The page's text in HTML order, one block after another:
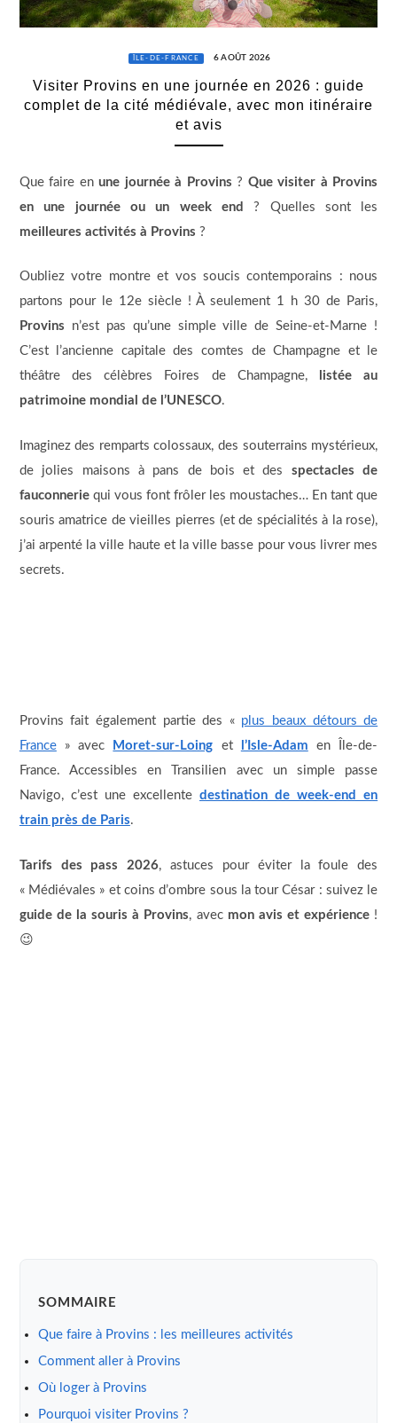
ÎLE-DE-FRANCE 6 AOÛT 2026
Visiter Provins en une journée en 2026 : guide
complet de la cité médiévale, avec mon itinéraire
et avis
Que faire enune journée à Provins ? Que visiter à Provins
en une journée ou un week end
? Quelles sont les
meilleures activités à Provins ?
Oubliez votre montre et vos soucis contemporains : nous
partons pour le 12e siècle ! À seulement 1 h 30 de Paris,
Provins n’est pas qu’une simple ville de Seine-et-Marne !
C’est l’ancienne capitale des comtes de Champagne et le
théâtre des célèbres Foires de Champagne,
listée au
patrimoine mondial de l’UNESCO.
Imaginez des remparts colossaux, des souterrains mystérieux,
de jolies maisons à pans de bois et des spectacles de
fauconneriequi vous font frôler les moustaches… En tant que
souris amatrice de vieilles pierres (et de spécialités à la rose),
j’ai arpenté la ville haute et la ville basse pour vous livrer mes
secrets.
Provins fait également partie des « plus beaux détours de
France» avec Moret-sur-Loing et l’Isle-Adam en Île-de-
France. Accessibles en Transilien avec un simple passe
Navigo, c’est une excellentedestination de week-end en
train près de Paris.
Tarifs des pass 2026, astuces pour éviter la foule des
« Médiévales » et coins d’ombre sous la tour César : suivez le
guide de la souris à Provins, avec mon avis et expérience !
😉
SOMMAIRE
Que faire à Provins : les meilleures activités
Comment aller à Provins
Où loger à Provins
Pourquoi visiter Provins ?